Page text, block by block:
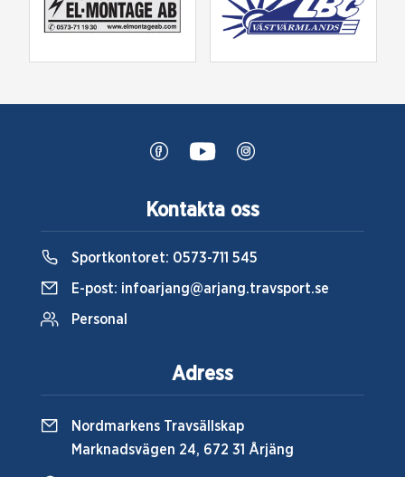
Kontakta oss
Sportkontoret: 0573-711 545
E-post: infoarjang@arjang.travsport.se
Personal
Adress
Nordmarkens Travsällskap
Marknadsvägen 24, 672 31 Årjäng